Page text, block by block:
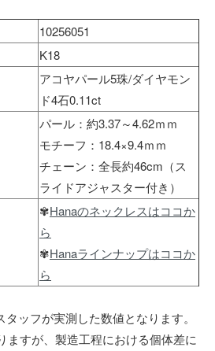
10256051
K18
アコヤパール5珠/ダイヤモン
ド4石0.11ct
パール：約3.37～4.62ｍｍ
モチーフ：18.4×9.4ｍｍ
チェーン：全長約46cm（ス
ライドアジャスター付き）
✾Hanaのネックレスはココか
ら
✾Hanaラインナップはココか
ら
ッフが実測した数値となります。
ますが、製造工程における個体差に